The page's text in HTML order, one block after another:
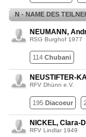
N - NAME DES
NEUMANN,
RSG Burghof 1977
114 Chubani
NEUSTIFTER-
RFV Dhünn e.V.
195 Diacoeur
NICKEL, Clara-
RFV Lindlar 1949